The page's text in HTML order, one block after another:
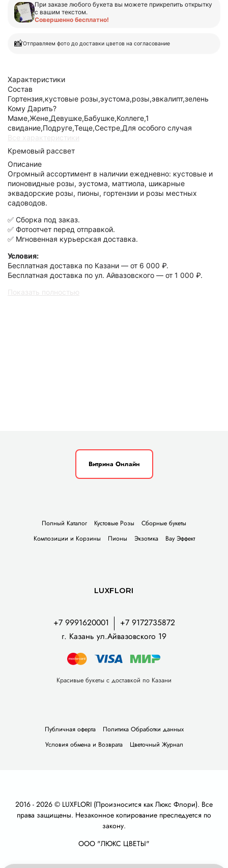
При заказе любого букета вы можете прикрепить открытку
с вашим текстом.
Совершенно бесплатно!
📸Отправляем фото до доставки цветов на согласование
Характеристики
Состав
Гортензия,кустовые розы,эустома,розы,эвкалипт,зелень
Кому Дарить?
Маме,Жене,Девушке,Бабушке,Коллеге,1
свидание,Подруге,Теще,Сестре,Для особого случая
Все характеристики
Кремовый рассвет
Описание
Огромный ассортимент в наличии ежедневно: кустовые и
пионовидные розы, эустома, маттиола, шикарные
эквадорские розы, пионы, гортензии и розы местных
садоводов.
✅ Сборка под заказ.
✅ Фотоотчет перед отправкой.
✅ Мгновенная курьерская доставка.
Условия:
Бесплатная доставка по Казани — от 6 000 ₽.
Бесплатная доставка по ул. Айвазовского — от 1 000 ₽.
Показать полностью
Витрина Онлайн
Полный Каталог Кустовые Розы
Сборные букеты
Композиции и Корзины
Пионы Экзотика Вау Эффект
+7 9991620001
+7 9172735872
г. Казань ул.Айвазовского 19
LUXFLORI
Красивые букеты с доставкой по Казани
Публичная оферта
Политика Обработки данных
Условия обмена и Возврата
Цветочный Журнал
2016 - 2026 © LUXFLORI (Произносится как Люкс Флори). Все
права защищены. Незаконное копирование преследуется по
закону.
ООО "ЛЮКС ЦВЕТЫ"